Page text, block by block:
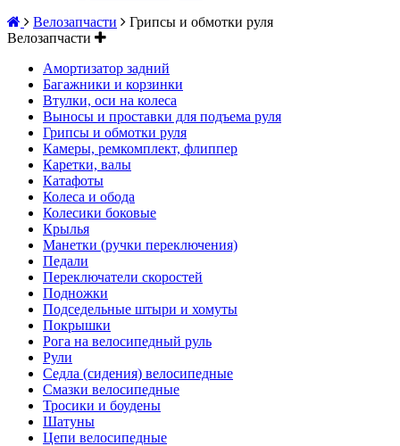
Велозапчасти
Грипсы и обмотки руля
Велозапчасти
Амортизатор задний
Багажники и корзинки
Втулки, оси на колеса
Выносы и проставки для подъема руля
Грипсы и обмотки руля
Камеры, ремкомплект, флиппер
Каретки, валы
Катафоты
Колеса и обода
Колесики боковые
Крылья
Манетки (ручки переключения)
Педали
Переключатели скоростей
Подножки
Подседельные штыри и хомуты
Покрышки
Рога на велосипедный руль
Рули
Седла (сидения) велосипедные
Смазки велосипедные
Тросики и боудены
Шатуны
Цепи велосипедные